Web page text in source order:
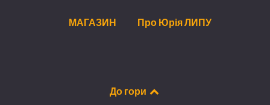
МАГАЗИН Про Юрія ЛИПУ
До гори